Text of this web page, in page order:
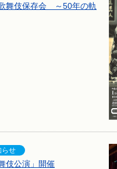
舞伎保存会 ～50年の軌
伎公演」開催